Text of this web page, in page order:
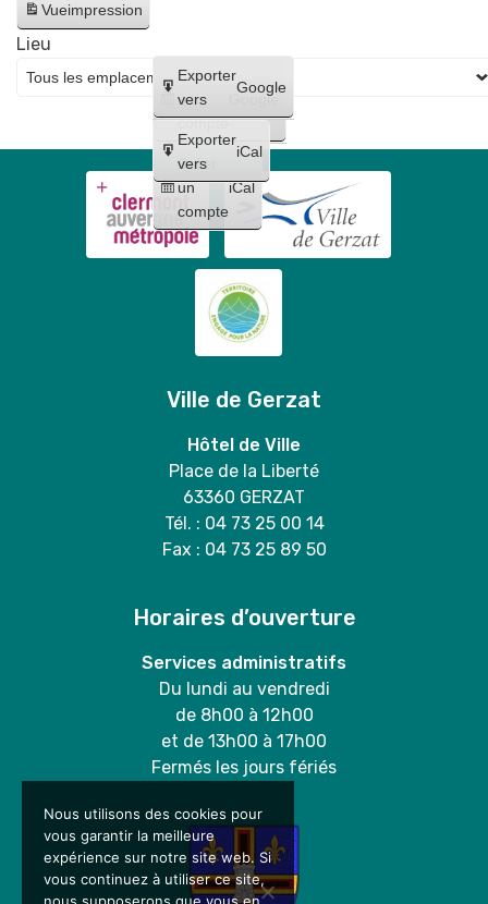
Vueimpression
Créer
un
compte
Google
Créer
un
compte
iCal
Exporter
vers
Google
Exporter
vers
iCal
Lieu
Ville de Gerzat
Hôtel de Ville
Place de la Liberté
63360 GERZAT
Tél. : 04 73 25 00 14
Fax : 04 73 25 89 50
Horaires d’ouverture
Services administratifs
Du lundi au vendredi
de 8h00 à 12h00
et de 13h00 à 17h00
Fermés les jours fériés
Nous utilisons des cookies pour
vous garantir la meilleure
expérience sur notre site web. Si
vous continuez à utiliser ce site,